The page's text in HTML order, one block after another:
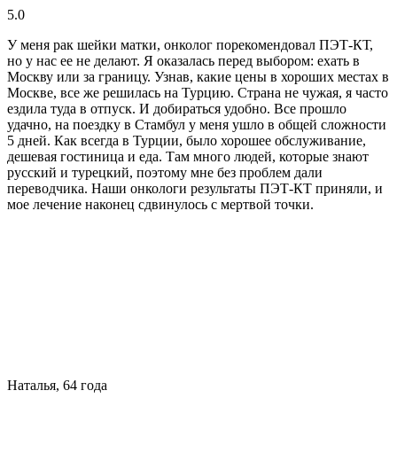
5.0
У меня рак шейки матки, онколог порекомендовал ПЭТ-КТ,
но у нас ее не делают. Я оказалась перед выбором: ехать в
Москву или за границу. Узнав, какие цены в хороших местах в
Москве, все же решилась на Турцию. Страна не чужая, я часто
ездила туда в отпуск. И добираться удобно. Все прошло
удачно, на поездку в Стамбул у меня ушло в общей сложности
5 дней. Как всегда в Турции, было хорошее обслуживание,
дешевая гостиница и еда. Там много людей, которые знают
русский и турецкий, поэтому мне без проблем дали
переводчика. Наши онкологи результаты ПЭТ-КТ приняли, и
мое лечение наконец сдвинулось с мертвой точки.
Наталья, 64 года